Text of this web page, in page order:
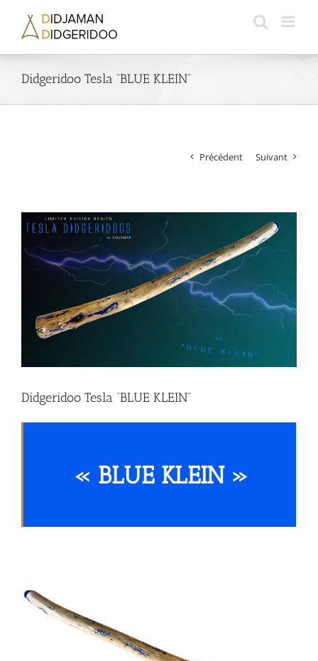
contenu
Didgeridoo Tesla “BLUE KLEIN”
Précédent Suivant
l'image
agrandie
Didgeridoo Tesla “BLUE KLEIN”
« BLUE KLEIN »